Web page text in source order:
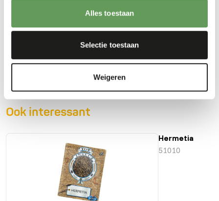
Alles toestaan
Selectie toestaan
Weigeren
Productsheet
Ook interessant
Hermetia
51010